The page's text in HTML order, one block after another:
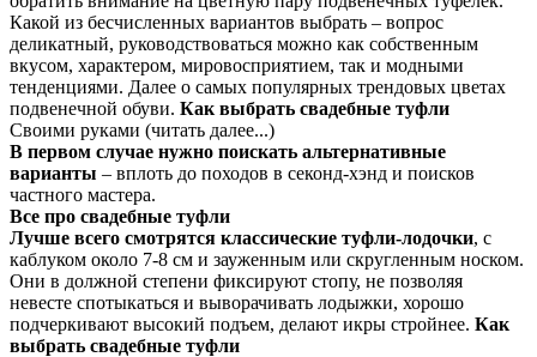
Какой из бесчисленных вариантов выбрать – вопрос
деликатный, руководствоваться можно как собственным
вкусом, характером, мировосприятием, так и модными
тенденциями. Далее о самых популярных трендовых цветах
подвенечной обуви. Как выбрать свадебные туфли
Своими руками (читать далее...)
В первом случае нужно поискать альтернативные
варианты – вплоть до походов в секонд-хэнд и поисков
частного мастера.
Все про свадебные туфли
Лучше всего смотрятся классические туфли-лодочки, с
каблуком около 7-8 см и зауженным или скругленным носком.
Они в должной степени фиксируют стопу, не позволяя
невесте спотыкаться и выворачивать лодыжки, хорошо
подчеркивают высокий подъем, делают икры стройнее. Как
выбрать свадебные туфли